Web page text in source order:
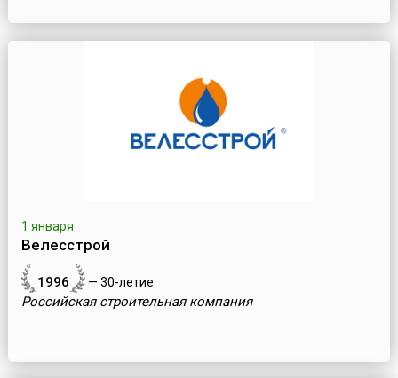
1 января
Велесстрой
1996 — 30-летие
Российская строительная компания